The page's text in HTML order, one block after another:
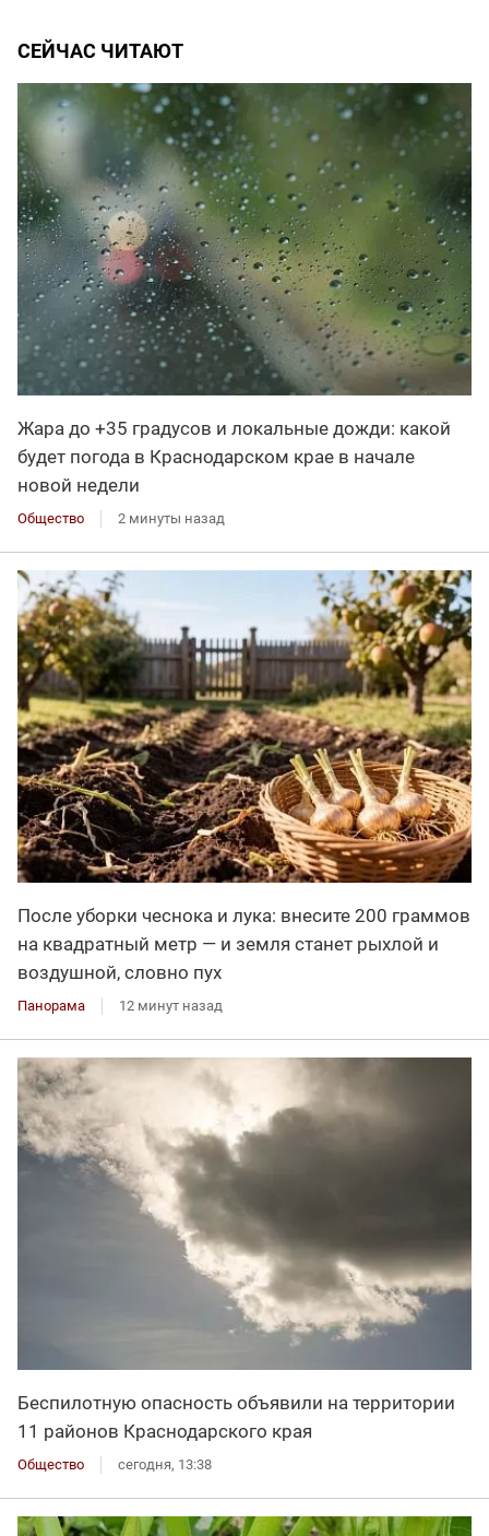
СЕЙЧАС ЧИТАЮТ
Жара до +35 градусов и локальные дожди: какой
будет погода в Краснодарском крае в начале
новой недели
Общество 2 минуты назад
После уборки чеснока и лука: внесите 200 граммов
на квадратный метр — и земля станет рыхлой и
воздушной, словно пух
Панорама 12 минут назад
Беспилотную опасность объявили на территории
11 районов Краснодарского края
Общество сегодня, 13:38